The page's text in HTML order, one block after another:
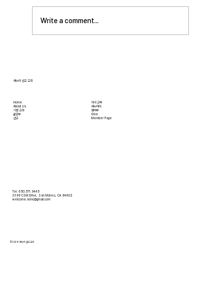
의입니다. 산업혁명 이후 급속도로 발전한 물질
문명은 우리의 삶을 매우 편리하게 만들어 주었
Write a comment...
Home
About Us
​가정 교회
​삶공부
​선교
자녀 교육
새누리터
영어부
Give
Member Page
Tel. 650.571.9445
3399 CSM Drive, San Mateo, CA 94402
welcome.ncmc@gmail.com
© 2026 새누리 선교 교회
새누리 선교 교회